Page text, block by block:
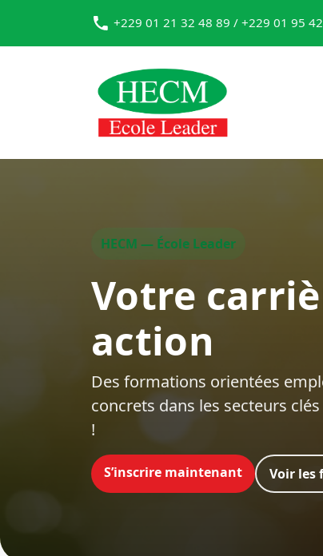
+229 01 21 32 48 89 / +229 01 95
HECM — École Leader
Votre
action
Des formations orientées
concrets dans les secteurs
!
S’inscrire maintenant Voir les